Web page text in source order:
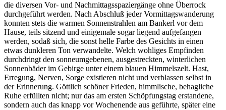
die diversen Vor- und Nachmittagsspaziergänge ohne Überrock
durchgeführt werden. Nach Abschluß jeder Vormittagswanderung
konnten stets die warmen Sonnenstrahlen am Bankerl vor dem
Hause, teils sitzend und einigemale sogar liegend aufgefangen
werden, sodaß sich, die sonst helle Farbe des Gesichts in einen
etwas dunkleren Ton verwandelte. Welch wohliges Empfinden
durchdringt den sonneumgebenen, ausgestreckten, winterlichen
Sonnenbäder im Gebirge unter einem blauen Himmelszelt. Hast,
Erregung, Nerven, Sorge existieren nicht und verblassen selbst in
der Erinnerung. Göttlich schöner Frieden, himmlische, behagliche
Ruhe erfüllten nicht; nur das am ersten Schöpfungstag erstandene,
sondern auch das knapp vor Wochenende aus geführte, später eine